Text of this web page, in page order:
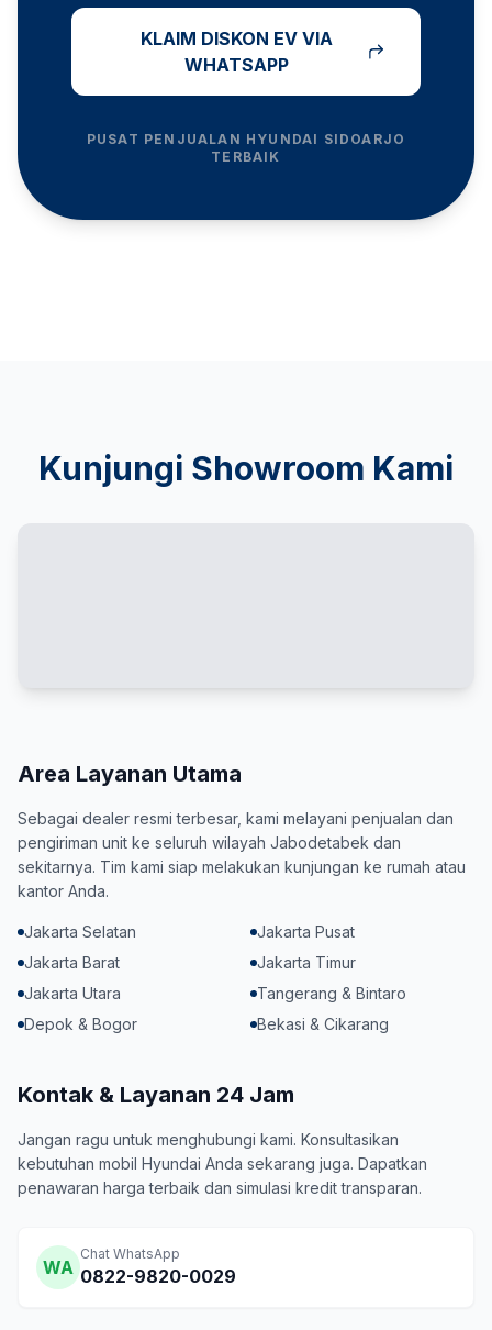
KLAIM DISKON EV VIA
WHATSAPP
PUSAT PENJUALAN HYUNDAI SIDOARJO
TERBAIK
Kunjungi Showroom Kami
Area Layanan Utama
Sebagai dealer resmi terbesar, kami melayani penjualan dan
pengiriman unit ke seluruh wilayah Jabodetabek dan
sekitarnya. Tim kami siap melakukan kunjungan ke rumah atau
kantor Anda.
Jakarta Selatan
Jakarta Pusat
Jakarta Barat
Jakarta Timur
Jakarta Utara
Tangerang & Bintaro
Depok & Bogor
Bekasi & Cikarang
Kontak & Layanan 24 Jam
Jangan ragu untuk menghubungi kami. Konsultasikan
kebutuhan mobil Hyundai Anda sekarang juga. Dapatkan
penawaran harga terbaik dan simulasi kredit transparan.
WA
Chat WhatsApp
0822-9820-0029